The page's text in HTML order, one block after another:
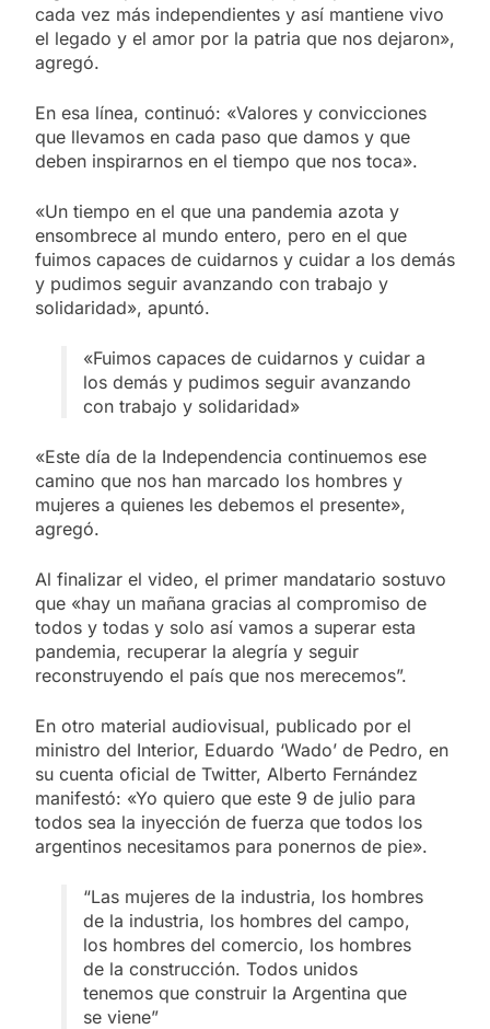
cada vez más independientes y así mantiene vivo
el legado y el amor por la patria que nos dejaron»,
agregó.
En esa línea, continuó: «Valores y convicciones
que llevamos en cada paso que damos y que
deben inspirarnos en el tiempo que nos toca».
«Un tiempo en el que una pandemia azota y
ensombrece al mundo entero, pero en el que
fuimos capaces de cuidarnos y cuidar a los demás
y pudimos seguir avanzando con trabajo y
solidaridad», apuntó.
«Fuimos capaces de cuidarnos y cuidar a
los demás y pudimos seguir avanzando
con trabajo y solidaridad»
«Este día de la Independencia continuemos ese
camino que nos han marcado los hombres y
mujeres a quienes les debemos el presente»,
agregó.
Al finalizar el video, el primer mandatario sostuvo
que «hay un mañana gracias al compromiso de
todos y todas y solo así vamos a superar esta
pandemia, recuperar la alegría y seguir
reconstruyendo el país que nos merecemos”.
En otro material audiovisual, publicado por el
ministro del Interior, Eduardo ‘Wado’ de Pedro, en
su cuenta oficial de Twitter, Alberto Fernández
manifestó: «Yo quiero que este 9 de julio para
todos sea la inyección de fuerza que todos los
argentinos necesitamos para ponernos de pie».
“Las mujeres de la industria, los hombres
de la industria, los hombres del campo,
los hombres del comercio, los hombres
de la construcción. Todos unidos
tenemos que construir la Argentina que
se viene”